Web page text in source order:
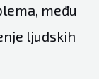
među
ljudskih